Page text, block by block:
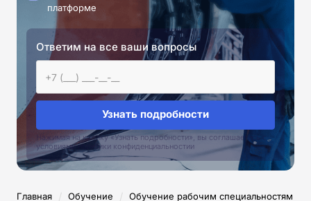
платформе
Ответим на все ваши вопросы
Узнать подробности
Нажимая на кнопку «Узнать подробности», вы соглашаетесь с
условиями политики конфиденциальностии
Главная / Обучение / Обучение рабочим специальностям